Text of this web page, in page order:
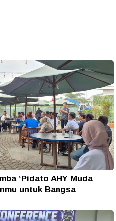
‘Pidato AHY Muda
untuk Bangsa